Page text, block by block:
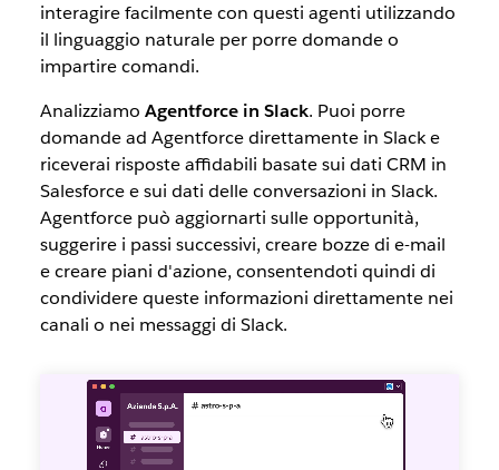
interagire facilmente con questi agenti utilizzando
il linguaggio naturale per porre domande o
impartire comandi.
Analizziamo Agentforce in Slack. Puoi porre
domande ad Agentforce direttamente in Slack e
riceverai risposte affidabili basate sui dati CRM in
Salesforce e sui dati delle conversazioni in Slack.
Agentforce può aggiornarti sulle opportunità,
suggerire i passi successivi, creare bozze di e-mail
e creare piani d'azione, consentendoti quindi di
condividere queste informazioni direttamente nei
canali o nei messaggi di Slack.